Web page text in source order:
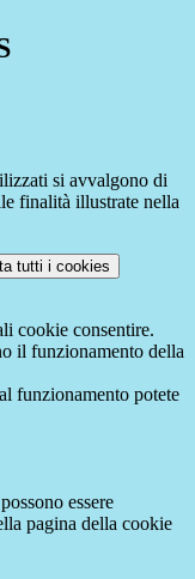
si avvalgono di
finalità illustrate nella
tutti i cookies
cookie consentire.
il funzionamento della
funzionamento potete
essere
pagina della cookie